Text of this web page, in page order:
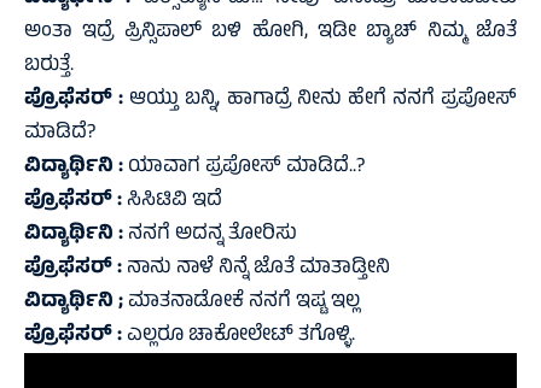
ಅಂತಾ ಇದ್ರೆ ಪ್ರಿನ್ಸಿಪಾಲ್ ಬಳಿ ಹೋಗಿ, ಇಡೀ ಬ್ಯಾಚ್ ನಿಮ್ಮ ಜೊತೆ
ಬರುತ್ತೆ.
ಪ್ರೊಫೆಸರ್ : ಆಯ್ತು ಬನ್ನಿ, ಹಾಗಾದ್ರೆ ನೀನು ಹೇಗೆ ನನಗೆ ಪ್ರಪೋಸ್
ಮಾಡಿದೆ?
ವಿದ್ಯಾರ್ಥಿನಿ :ಯಾವಾಗ ಪ್ರಪೋಸ್ ಮಾಡಿದೆ..?
ಪ್ರೊಫೆಸರ್ :ಸಿಸಿಟಿವಿ ಇದೆ
ವಿದ್ಯಾರ್ಥಿನಿ :ನನಗೆ ಅದನ್ನ ತೋರಿಸು
ಪ್ರೊಫೆಸರ್ :ನಾನು ನಾಳೆ ನಿನ್ನೆ ಜೊತೆ ಮಾತಾಡ್ತೀನಿ
ವಿದ್ಯಾರ್ಥಿನಿ ;ಮಾತನಾಡೋಕೆ ನನಗೆ ಇಷ್ಟ ಇಲ್ಲ
ಪ್ರೊಫೆಸರ್ :ಎಲ್ಲರೂ ಚಾಕೋಲೇಟ್ ತಗೊಳ್ಳಿ.